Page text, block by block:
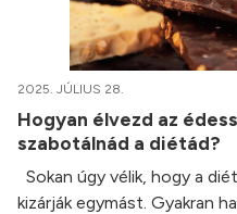
2025. JÚLIUS 28.
Hogyan élvezd az
szabotálnád a diétád?
Sokan úgy vélik, hogy a
kizárják egymást. Gyakran